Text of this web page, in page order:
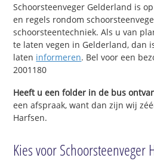
Schoorsteenveger Gelderland is
en regels rondom
schoorsteentechniek. Als u van
te laten vegen in Gelderland, dan
laten informeren. Bel voor een
2001180
Heeft u een folder in de bus
een afspraak, want dan zijn wij
Harfsen.
Kies voor Schoorsteenveger